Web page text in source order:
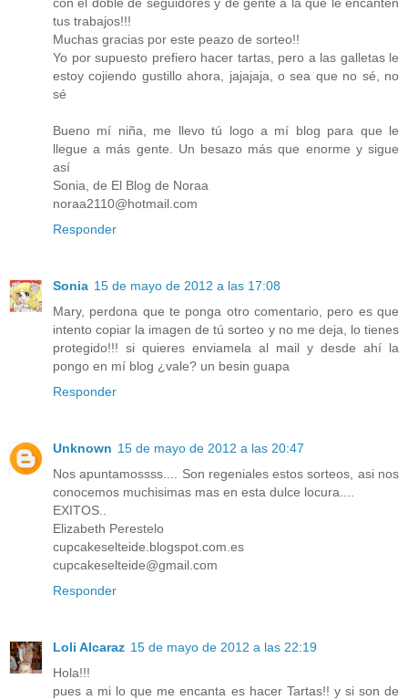
tus trabajos!!!
Muchas gracias por este peazo de sorteo!!
Yo por supuesto prefiero hacer tartas, pero a las galletas le
estoy cojiendo gustillo ahora, jajajaja, o sea que no sé, no
sé
Bueno mí niña, me llevo tú logo a mí blog para que le
llegue a más gente. Un besazo más que enorme y sigue
así
Sonia, de El Blog de Noraa
noraa2110@hotmail.com
Responder
Sonia 15 de mayo de 2012 a las 17:08
Mary, perdona que te ponga otro comentario, pero es que
intento copiar la imagen de tú sorteo y no me deja, lo tienes
protegido!!! si quieres enviamela al mail y desde ahí la
pongo en mí blog ¿vale? un besin guapa
Responder
Unknown 15 de mayo de 2012 a las 20:47
Nos apuntamossss.... Son regeniales estos sorteos, asi nos
conocemos muchisimas mas en esta dulce locura....
EXITOS..
Elizabeth Perestelo
cupcakeselteide.blogspot.com.es
cupcakeselteide@gmail.com
Responder
Loli Alcaraz 15 de mayo de 2012 a las 22:19
Hola!!!
pues a mi lo que me encanta es hacer Tartas!! y si son de